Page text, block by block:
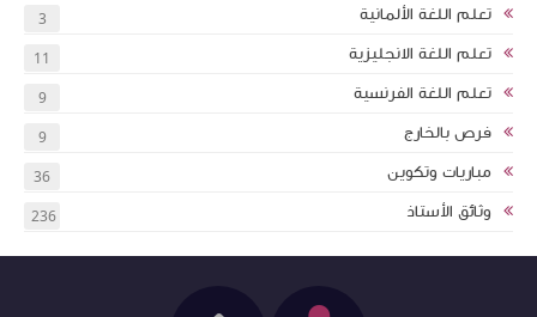
تعلم اللغة الألمانية 3
تعلم اللغة الانجليزية 11
تعلم اللغة الفرنسية 9
فرص بالخارج 9
مباريات وتكوين 36
وثائق الأستاذ 236